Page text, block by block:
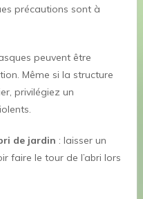
précautions sont à
peuvent être
Même si la structure
privilégiez un
de jardin : laisser un
faire le tour de l’abri lors